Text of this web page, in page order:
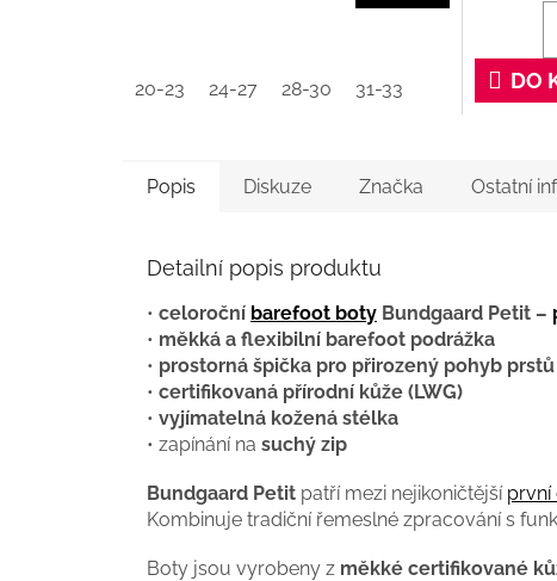
20-23 24-27 28-30 31-33 DO
Popis Diskuze Značka Ostatní
Detailní popis produktu
• celoroční barefoot boty Bundgaard Petit –
• měkká a flexibilní barefoot podrážka
• prostorná špička pro přirozený pohyb prstů
• certifikovaná přírodní kůže (LWG)
• vyjímatelná kožená stélka
• zapínání na suchý zip
Bundgaard Petit patří mezi nejikoničtější první
Kombinuje tradiční řemeslné zpracování s
Boty jsou vyrobeny z měkké certifikované